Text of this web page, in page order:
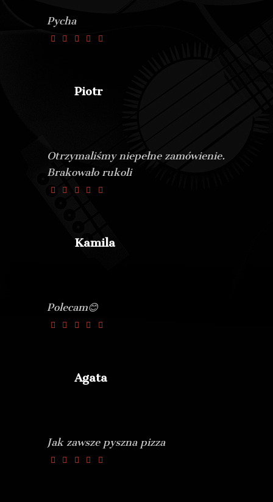
Pycha
Piotr
Otrzymaliśmy niepełne zamówienie.
Brakowało rukoli
Kamila
Polecam😊
Agata
Jak zawsze pyszna pizza